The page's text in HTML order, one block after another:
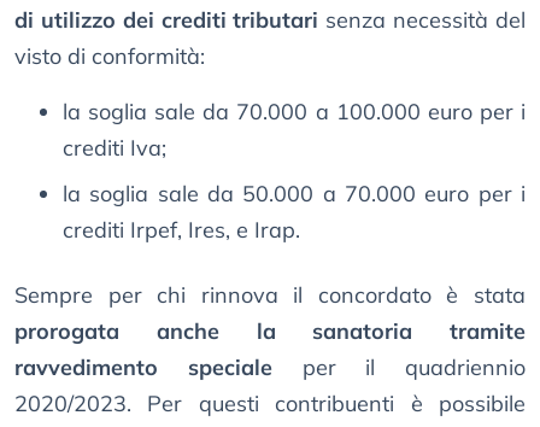
di utilizzo dei crediti tributari senza necessità del
visto di conformità:
la soglia sale da 70.000 a 100.000 euro per i
crediti Iva;
la soglia sale da 50.000 a 70.000 euro per i
crediti Irpef, Ires, e Irap.
Sempre per chi rinnova il concordato è stata
prorogata anche la sanatoria tramite
ravvedimento specialeper il quadriennio
2020/2023. Per questi contribuenti è possibile